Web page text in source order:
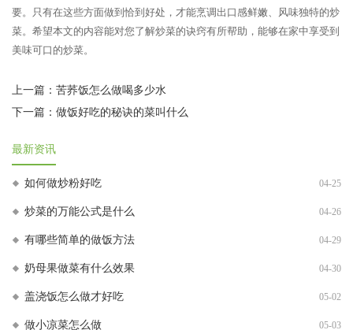
要。只有在这些方面做到恰到好处，才能烹调出口感鲜嫩、风味独特的炒
菜。希望本文的内容能对您了解炒菜的诀窍有所帮助，能够在家中享受到
美味可口的炒菜。
上一篇： 苦荞饭怎么做喝多少水
下一篇： 做饭好吃的秘诀的菜叫什么
最新资讯
如何做炒粉好吃 04-25
炒菜的万能公式是什么 04-26
有哪些简单的做饭方法 04-29
奶母果做菜有什么效果 04-30
盖浇饭怎么做才好吃 05-02
做小凉菜怎么做 05-03